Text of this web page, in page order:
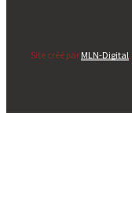
Site créé par MLN-Digital